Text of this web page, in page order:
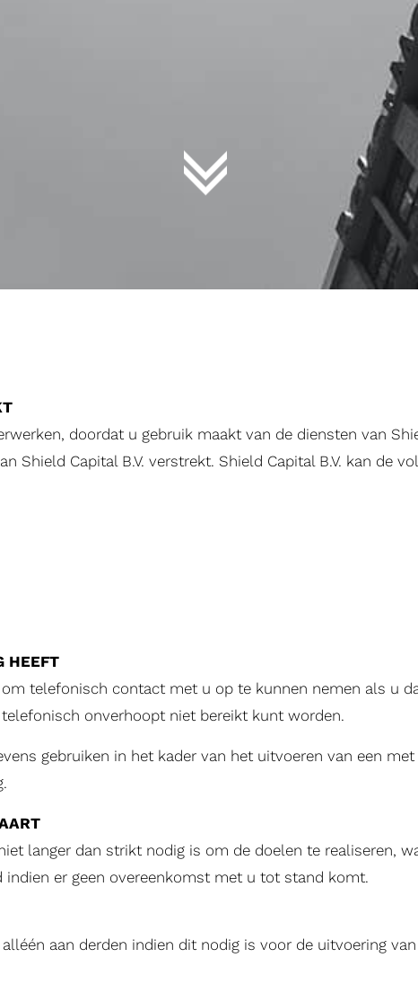
doordat u gebruik maakt van de diensten van
Capital B.V. verstrekt. Shield Capital B.V. kan de
HEEFT
om telefonisch contact met u op te kunnen nemen als u
onverhoopt niet bereikt kunt worden.
gebruiken in het kader van het uitvoeren van een
langer dan strikt nodig is om de doelen te realiseren,
indien er geen overeenkomst met u tot stand komt.
aan derden indien dit nodig is voor de uitvoering